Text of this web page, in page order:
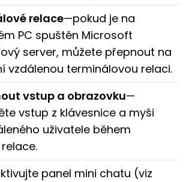
relace—pokud je na
PC spuštěn Microsoft
server, můžete přepnout na
vzdálenou terminálovou relaci.
vstup a obrazovku—
vstup z klávesnice a myši
uživatele během
panel mini chatu (viz